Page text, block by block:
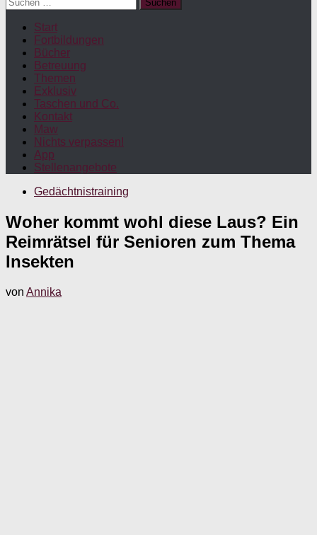
nach:
Start
Fortbildungen
Bücher
Betreuung
Themen
Exklusiv
Taschen und Co.
Kontakt
Maw
Nichts verpassen!
App
Stellenangebote
Gedächtnistraining
Woher kommt wohl diese Laus? Ein
Reimrätsel für Senioren zum Thema
Insekten
von Annika